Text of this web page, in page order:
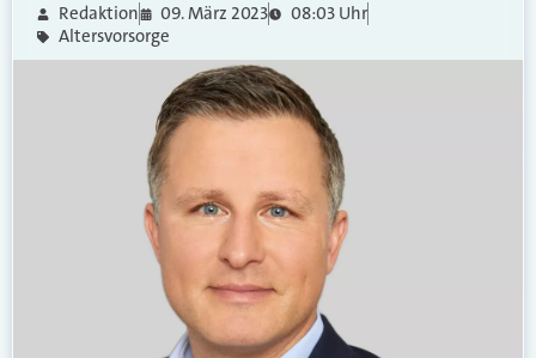
Redaktion 09. März 2023
08:03 Uhr
Altersvorsorge